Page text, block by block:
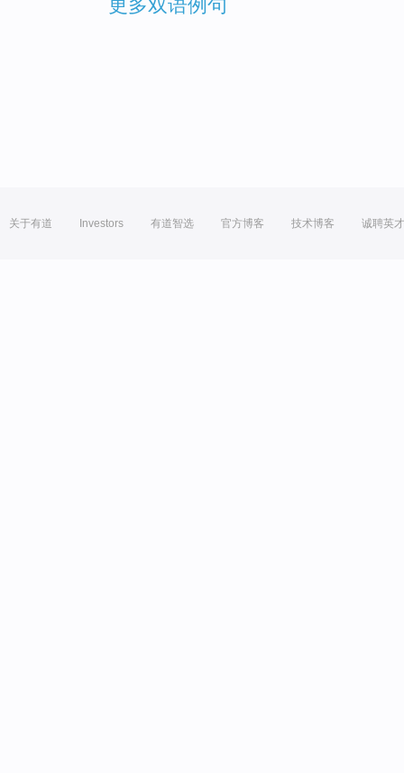
更多双语例句
关于有道 Investors 有道智选 官方博客 技术博客 诚聘英才